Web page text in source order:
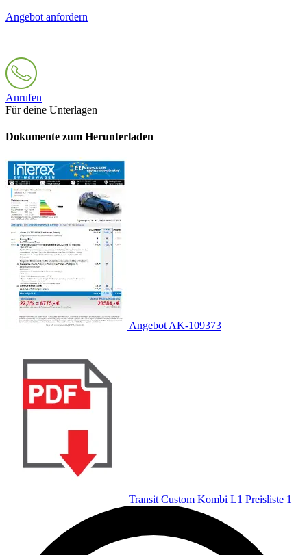
Angebot anfordern
Anrufen
Für deine Unterlagen
Dokumente zum Herunterladen
Angebot AK-109373
Transit Custom Kombi L1 Preisliste 1